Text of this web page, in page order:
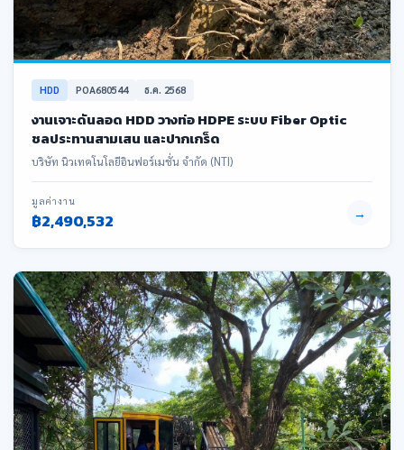
HDD POA680544 ธ.ค. 2568
งานเจาะดันลอด HDD วางท่อ HDPE ระบบ Fiber Optic
ชลประทานสามเสน และปากเกร็ด
บริษัท นิวเทคโนโลยีอินฟอร์เมชั่น จำกัด (NTI)
มูลค่างาน
฿2,490,532 →